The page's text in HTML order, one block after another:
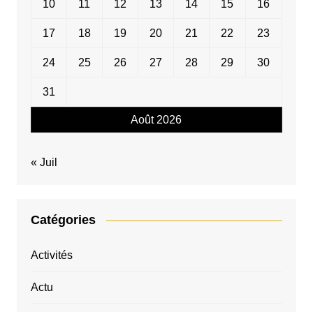
Août 2026
10 11 12 13 14 15 16
17 18 19 20 21 22 23
24 25 26 27 28 29 30
31
« Juil
Catégories
Activités
Actu